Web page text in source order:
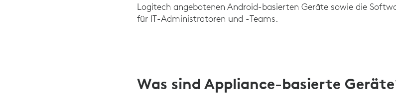
Logitech angebotenen Android-basierten Geräte sowie die
für IT-Administratoren und -Teams.
Was sind Appliance-basierte